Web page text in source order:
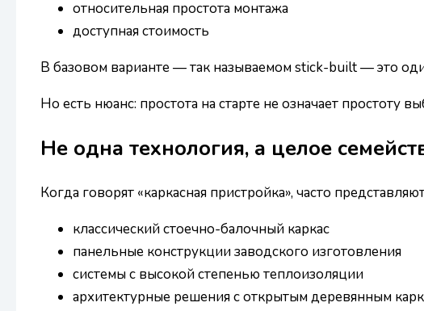
относительная простота монтажа
доступная стоимость
В базовом варианте — так называемом stick-built — это
Но есть нюанс: простота на старте не означает простоту
Не одна технология, а целое
Когда говорят «каркасная пристройка», часто
классический стоечно-балочный каркас
панельные конструкции заводского изготовления
системы с высокой степенью теплоизоляции
архитектурные решения с открытым деревянным